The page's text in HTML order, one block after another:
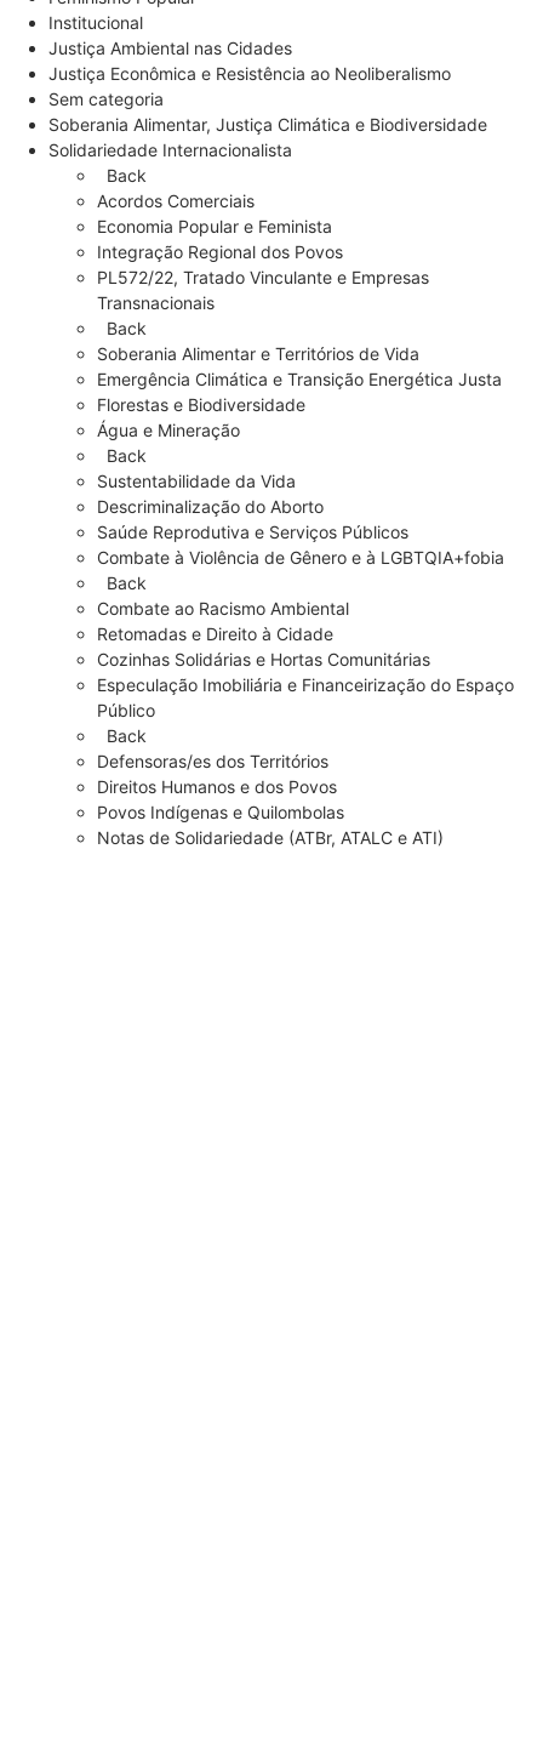
Feminismo Popular
Institucional
Justiça Ambiental nas Cidades
Justiça Econômica e Resistência ao Neoliberalismo
Sem categoria
Soberania Alimentar, Justiça Climática e Biodiversidade
Solidariedade Internacionalista
Back
Acordos Comerciais
Economia Popular e Feminista
Integração Regional dos Povos
PL572/22, Tratado Vinculante e Empresas
Transnacionais
Back
Soberania Alimentar e Territórios de Vida
Emergência Climática e Transição Energética Justa
Florestas e Biodiversidade
Água e Mineração
Back
Sustentabilidade da Vida
Descriminalização do Aborto
Saúde Reprodutiva e Serviços Públicos
Combate à Violência de Gênero e à LGBTQIA+fobia
Back
Combate ao Racismo Ambiental
Retomadas e Direito à Cidade
Cozinhas Solidárias e Hortas Comunitárias
Especulação Imobiliária e Financeirização do Espaço
Público
Back
Defensoras/es dos Territórios
Direitos Humanos e dos Povos
Povos Indígenas e Quilombolas
Notas de Solidariedade (ATBr, ATALC e ATI)